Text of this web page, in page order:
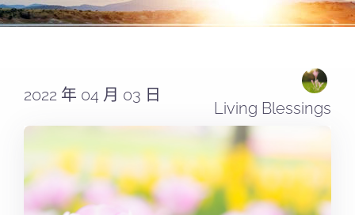
奉獻支持
Search
2022 年 04 月 03 日
Living Blessings